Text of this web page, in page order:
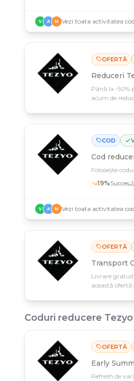
V A M Vezi toata activitatea
OFERTĂ
Reduceri
Până la -50%
acum de
COD
Cod
Folosește
19%Succes
V A M Vezi toata activitatea
OFERTĂ
Transport
Livrare
această
Coduri reducere Tezyo
OFERTĂ
Early
Refresh de